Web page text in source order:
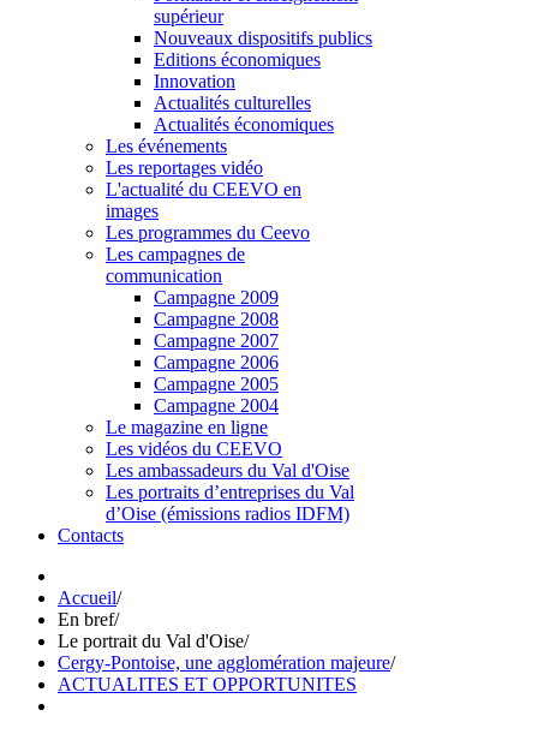
supérieur
Nouveaux dispositifs publics
Editions économiques
Innovation
Actualités culturelles
Actualités économiques
Les événements
Les reportages vidéo
L'actualité du CEEVO en
images
Les programmes du Ceevo
Les campagnes de
communication
Campagne 2009
Campagne 2008
Campagne 2007
Campagne 2006
Campagne 2005
Campagne 2004
Le magazine en ligne
Les vidéos du CEEVO
Les ambassadeurs du Val d'Oise
Les portraits d’entreprises du Val
d’Oise (émissions radios IDFM)
Contacts
Accueil/
En bref/
Le portrait du Val d'Oise/
Cergy-Pontoise, une agglomération majeure/
ACTUALITES ET OPPORTUNITES